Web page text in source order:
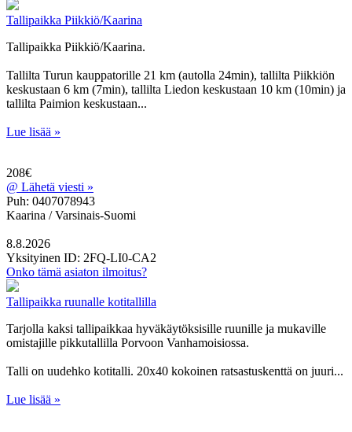
Tallipaikka Piikkiö/Kaarina
Tallipaikka Piikkiö/Kaarina.
Tallilta Turun kauppatorille 21 km (autolla 24min), tallilta Piikkiön
keskustaan 6 km (7min), tallilta Liedon keskustaan 10 km (10min) ja
tallilta Paimion keskustaan...
Lue lisää »
208€
@ Lähetä viesti »
Puh: 0407078943
Kaarina / Varsinais-Suomi
8.8.2026
Yksityinen ID: 2FQ-LI0-CA2
Onko tämä asiaton ilmoitus?
Tallipaikka ruunalle kotitallilla
Tarjolla kaksi tallipaikkaa hyväkäytöksisille ruunille ja mukaville
omistajille pikkutallilla Porvoon Vanhamoisiossa.
Talli on uudehko kotitalli. 20x40 kokoinen ratsastuskenttä on juuri...
Lue lisää »